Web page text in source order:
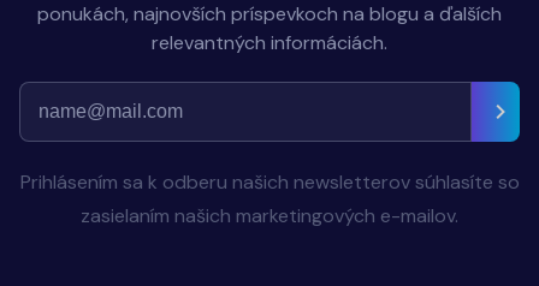
ponukách, najnovších príspevkoch na blogu a ďalších
relevantných informáciách.
Prihlásením sa k odberu našich newsletterov súhlasíte so
zasielaním našich marketingových e-mailov.